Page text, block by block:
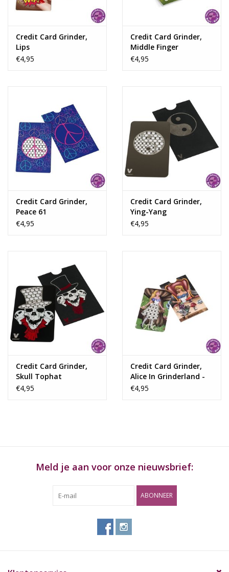
Credit Card Grinder,
Lips
€4,95
Credit Card Grinder,
Middle Finger
€4,95
Credit Card Grinder,
Peace 61
€4,95
Credit Card Grinder,
Ying-Yang
€4,95
Credit Card Grinder,
Skull Tophat
€4,95
Credit Card Grinder,
Alice In Grinderland -
Alice
€4,95
Meld je aan voor onze nieuwsbrief:
ABONNEER